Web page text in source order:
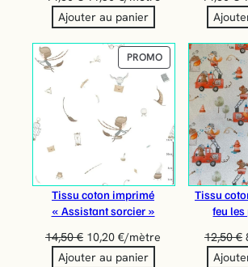
Ajouter au panier
PROMOPRODUIT
EN
PROMOTION
Tissu coton imprimé
« Assistant sorcier »
14,50€ 10,20€/mètre
Ajouter au panier
Tissu
feu
12,50€